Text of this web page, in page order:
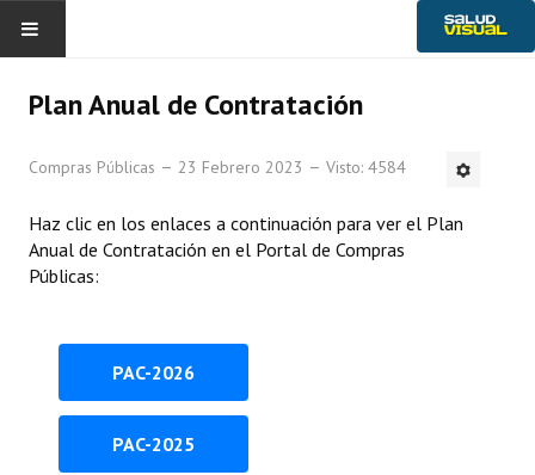
Historia
Gobierno Provincial
Transparencia
Plan Anual de Contratación
Compras Públicas 23 Febrero 2023 Visto: 4584
Haz clic en los enlaces a continuación para ver el Plan
Anual de Contratación en el Portal de Compras
Públicas:
PAC-2026
PAC-2025